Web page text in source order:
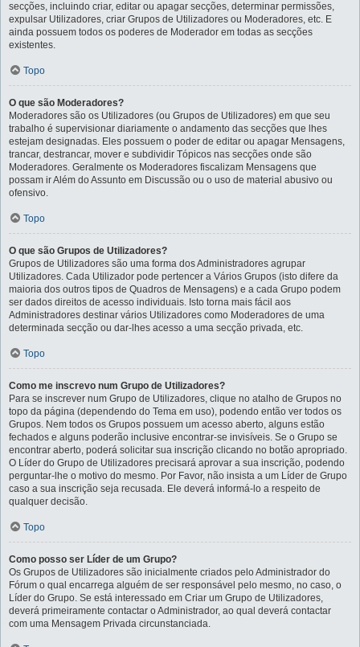
secções, incluindo criar, editar ou apagar secções, determinar permissões,
expulsar Utilizadores, criar Grupos de Utilizadores ou Moderadores, etc. E
ainda possuem todos os poderes de Moderador em todas as secções
existentes.
Topo
O que são Moderadores?
Moderadores são os Utilizadores (ou Grupos de Utilizadores) em que seu
trabalho é supervisionar diariamente o andamento das secções que lhes
estejam designadas. Eles possuem o poder de editar ou apagar Mensagens,
trancar, destrancar, mover e subdividir Tópicos nas secções onde são
Moderadores. Geralmente os Moderadores fiscalizam Mensagens que
possam ir Além do Assunto em Discussão ou o uso de material abusivo ou
ofensivo.
Topo
O que são Grupos de Utilizadores?
Grupos de Utilizadores são uma forma dos Administradores agrupar
Utilizadores. Cada Utilizador pode pertencer a Vários Grupos (isto difere da
maioria dos outros tipos de Quadros de Mensagens) e a cada Grupo podem
ser dados direitos de acesso individuais. Isto torna mais fácil aos
Administradores destinar vários Utilizadores como Moderadores de uma
determinada secção ou dar-lhes acesso a uma secção privada, etc.
Topo
Como me inscrevo num Grupo de Utilizadores?
Para se inscrever num Grupo de Utilizadores, clique no atalho de Grupos no
topo da página (dependendo do Tema em uso), podendo então ver todos os
Grupos. Nem todos os Grupos possuem um acesso aberto, alguns estão
fechados e alguns poderão inclusive encontrar-se invisíveis. Se o Grupo se
encontrar aberto, poderá solicitar sua inscrição clicando no botão apropriado.
O Líder do Grupo de Utilizadores precisará aprovar a sua inscrição, podendo
perguntar-lhe o motivo do mesmo. Por Favor, não insista a um Líder de Grupo
caso a sua inscrição seja recusada. Ele deverá informá-lo a respeito de
qualquer decisão.
Topo
Como posso ser Líder de um Grupo?
Os Grupos de Utilizadores são inicialmente criados pelo Administrador do
Fórum o qual encarrega alguém de ser responsável pelo mesmo, no caso, o
Líder do Grupo. Se está interessado em Criar um Grupo de Utilizadores,
deverá primeiramente contactar o Administrador, ao qual deverá contactar
com uma Mensagem Privada circunstanciada.